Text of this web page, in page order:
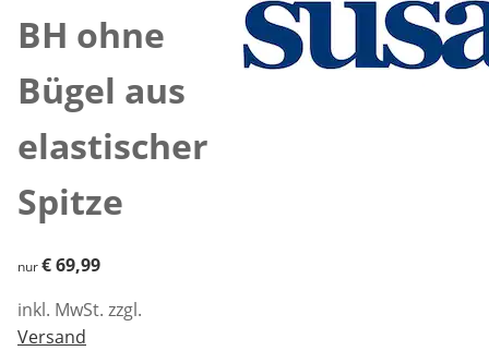
BH ohne
Bügel aus
elastischer
Spitze
€ 69,99
nur€ 69,99
inkl. MwSt. zzgl.
Versand